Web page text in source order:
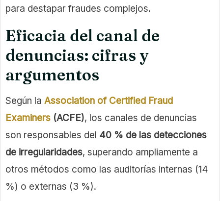
para destapar fraudes complejos.
Eficacia del canal de
denuncias: cifras y
argumentos
Según la Association of Certified Fraud
Examiners (ACFE), los canales de denuncias
son responsables del 40 % de las detecciones
de irregularidades, superando ampliamente a
otros métodos como las auditorías internas (14
%) o externas (3 %).